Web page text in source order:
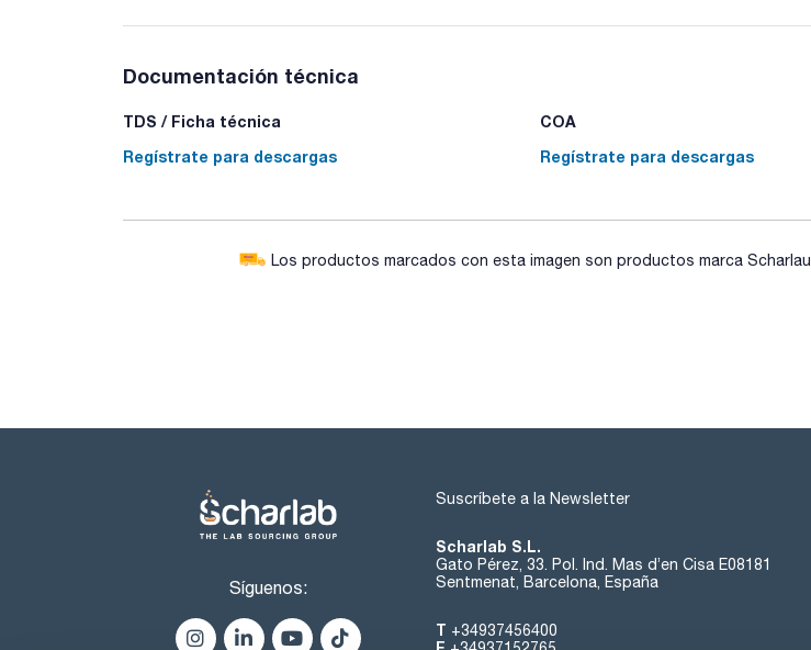
Clean Screen XtrackT® geles de
Documentación técnica
TDS / Ficha técnica
Regístrate para descargas
COA
Regístrate para descargas
Los productos marcados con esta imagen son productos marca
Síguenos:
Suscríbete a la Newsletter
Scharlab S.L.
Gato Pérez, 33. Pol. Ind. Mas d’en Cisa E08181
Sentmenat, Barcelona, España
T +34937456400